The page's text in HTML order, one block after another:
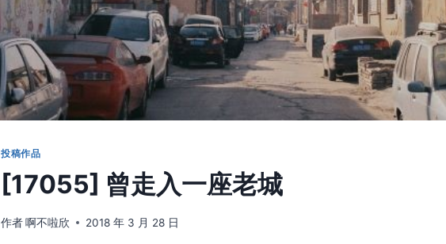
投稿作品
[17055] 曾走入一座老城
作者啊不啦欣 2018 年 3 月 28 日